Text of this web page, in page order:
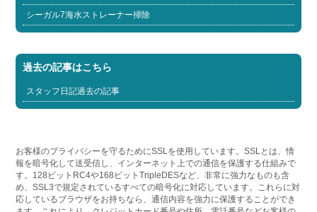
シーガル7海水ストレーナー掃除
過去の記事はこちら
スタッフ日記過去の記事
お客様のプライバシーを守るためにSSLを使用しています。SSLとは、情
報を暗号化して送受信し、インターネット上での通信を保護する仕組みで
す。128ビットRC4や168ビットTripleDESなど、非常に強力なものも含
め、SSL3で規定されているすべての暗号化に対応しています。これらに対
応しているブラウザをお持ちなら、通信内容を強力に保護することができ